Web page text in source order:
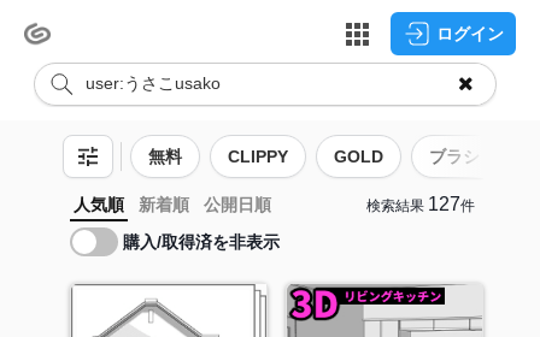
ログイン
無料 CLIPPY GOLD ブラシ
人気順 新着順
公開日順
購入/取得済を非表示
検索結果 127件